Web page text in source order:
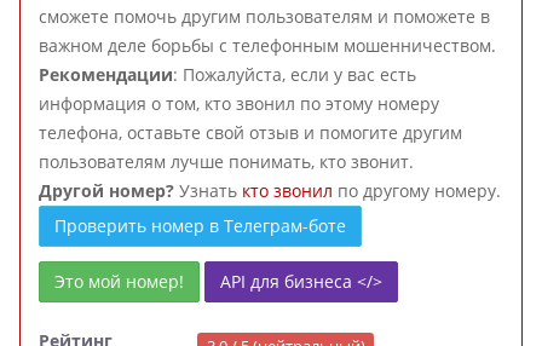
сможете помочь другим пользователям и поможете в
важном деле борьбы с телефонным мошенничеством.
Рекомендации: Пожалуйста, если у вас есть
информация о том, кто звонил по этому номеру
телефона, оставьте свой отзыв и помогите другим
пользователям лучше понимать, кто звонит.
Другой номер? Узнать кто звонил по другому номеру.
Проверить номер в Телеграм-боте
Это мой номер! API для бизнеса </>
Рейтинг